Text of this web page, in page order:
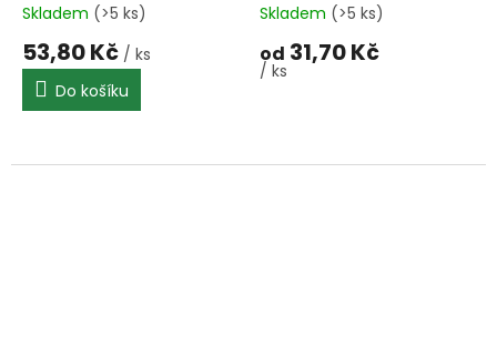
Skladem (>5 ks)
53,80 Kč / ks
Do košíku
Skladem (>5 ks)
od 31,70 Kč
/ ks